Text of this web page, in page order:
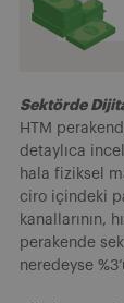
Sektörde
HTM
detaylıca
hala fiziksel
ciro içindeki
kanallarının,
perakende
neredeyse